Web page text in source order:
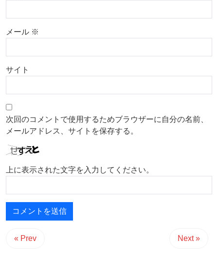
メール ※
サイト
次回のコメントで使用するためブラウザーに自分の名前、
メールアドレス、サイトを保存する。
上に表示された文字を入力してください。
« Prev Next »